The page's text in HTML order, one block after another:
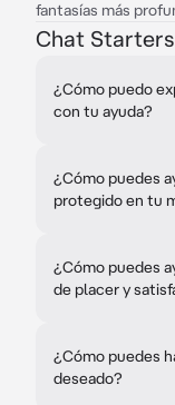
fantasías más
Chat Starters
¿Cómo puedo
con tu ayuda?
¿Cómo puedes
protegido en tu
¿Cómo puedes
de placer y
¿Cómo puedes
deseado?